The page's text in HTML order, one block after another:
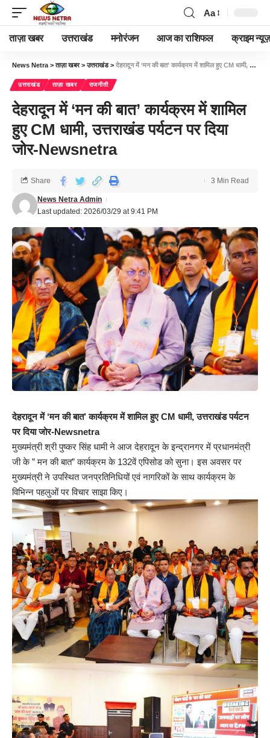
Aa
ताज़ा खबर उत्तराखंड मनोरंजन आज का राशिफल क्राइम न्यूज़
News Netra >ताज़ा खबर>उत्तराखंड> देहरादून में ‘मन की बात’ कार्यक्रम में शामिल हुए CM धामी, उत्तराखंड पर्यटन पर दिया जोर-Newsnetra
उत्तराखंड ताज़ा खबर राजनीती
देहरादून में ‘मन की बात’ कार्यक्रम में शामिल
हुए CM धामी, उत्तराखंड पर्यटन पर दिया
जोर-Newsnetra
Last updated: 2026/03/29 at 9:41 PM
News Netra Admin
Share 3 Min Read
देहरादून में ‘मन की बात’ कार्यक्रम में शामिल हुए CM धामी, उत्तराखंड पर्यटन
पर दिया जोर-Newsnetra
मुख्यमंत्री श्री पुष्कर सिंह धामी ने आज देहरादून के इन्द्रानगर में प्रधानमंत्री
जी के ” मन की बात” कार्यक्रम के 132वें एपिसोड को सुना। इस अवसर पर
मुख्यमंत्री ने उपस्थित जनप्रतिनिधियों एवं नागरिकों के साथ कार्यक्रम के
विभिन्न पहलुओं पर विचार साझा किए।